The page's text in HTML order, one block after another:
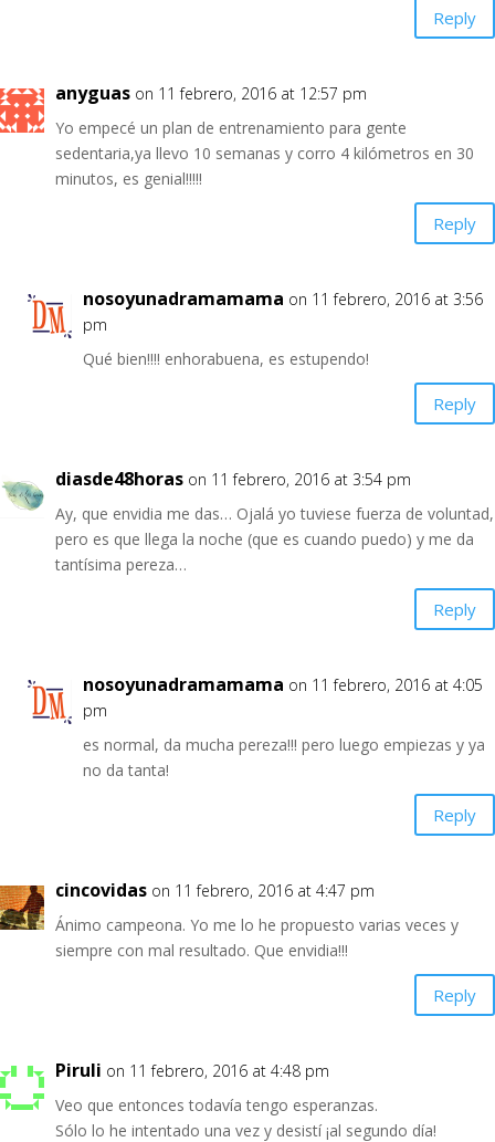
Reply
anyguas on 11 febrero, 2016 at 12:57 pm
Yo empecé un plan de entrenamiento para gente
sedentaria,ya llevo 10 semanas y corro 4 kilómetros en 30
minutos, es genial!!!!!
Reply
nosoyunadramamama on 11 febrero, 2016 at 3:56
pm
Qué bien!!!! enhorabuena, es estupendo!
Reply
diasde48horas on 11 febrero, 2016 at 3:54 pm
Ay, que envidia me das… Ojalá yo tuviese fuerza de voluntad,
pero es que llega la noche (que es cuando puedo) y me da
tantísima pereza…
Reply
nosoyunadramamama on 11 febrero, 2016 at 4:05
pm
es normal, da mucha pereza!!! pero luego empiezas y ya
no da tanta!
Reply
cincovidas on 11 febrero, 2016 at 4:47 pm
Ánimo campeona. Yo me lo he propuesto varias veces y
siempre con mal resultado. Que envidia!!!
Reply
Piruli on 11 febrero, 2016 at 4:48 pm
Veo que entonces todavía tengo esperanzas.
Sólo lo he intentado una vez y desistí ¡al segundo día!